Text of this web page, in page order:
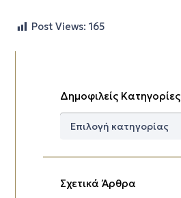
Post Views: 165
Δημοφιλείς Κατηγορίες
Δημοφιλείς
Σχετικά Άρθρα